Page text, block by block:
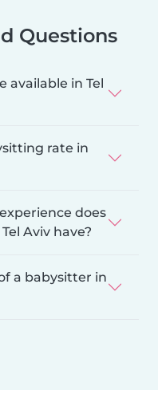
Questions
available in Tel
rate in
does
Aviv have?
a babysitter in